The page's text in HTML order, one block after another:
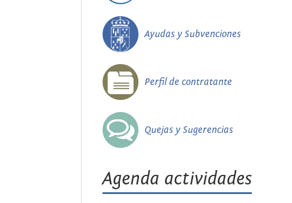
Ayudas y Subvenciones
Perfil de contratante
Quejas y Sugerencias
Agenda actividades